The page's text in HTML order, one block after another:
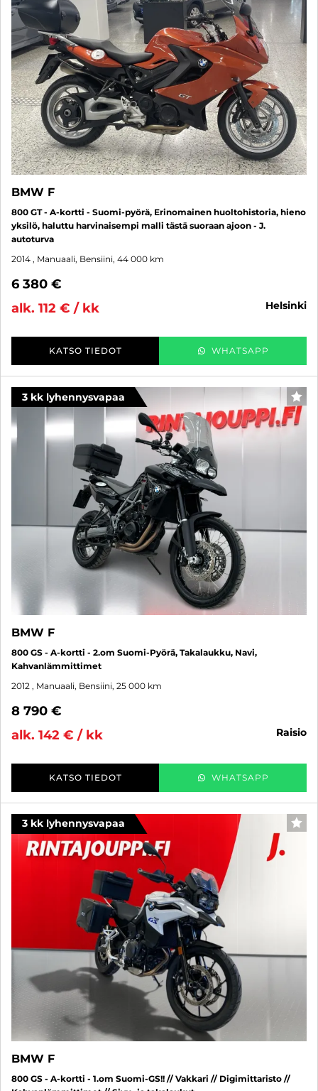
BMW F
800 GT - A-kortti - Suomi-pyörä, Erinomainen huoltohistoria, hieno
yksilö, haluttu harvinaisempi malli tästä suoraan ajoon - J.
autoturva
2014 , Manuaali, Bensiini, 44 000 km
6 380 €
alk. 112 € / kk
helsinki
KATSO TIEDOT WHATSAPP
3 kk lyhennysvapaa
BMW F
800 GS - A-kortti - 2.om Suomi-Pyörä, Takalaukku, Navi,
Kahvanlämmittimet
2012 , Manuaali, Bensiini, 25 000 km
8 790 €
alk. 142 € / kk
raisio
KATSO TIEDOT WHATSAPP
3 kk lyhennysvapaa
BMW F
800 GS - A-kortti - 1.om Suomi-GS!! // Vakkari // Digimittaristo //